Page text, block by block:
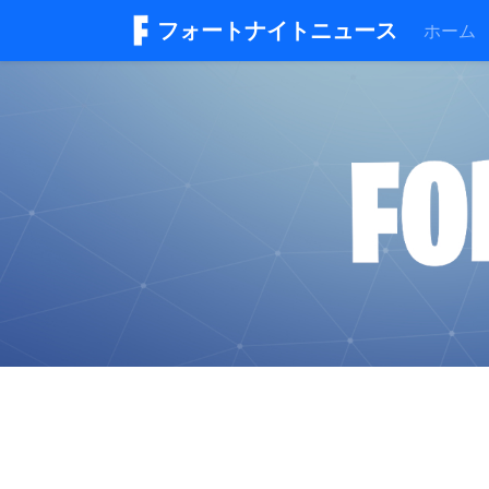
フォートナイトニュース ホーム